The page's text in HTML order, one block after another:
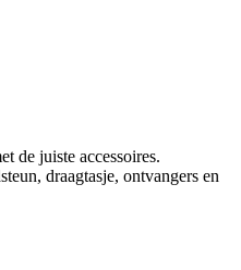
de juiste accessoires.
draagtasje, ontvangers en